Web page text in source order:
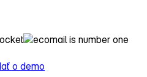
o demo